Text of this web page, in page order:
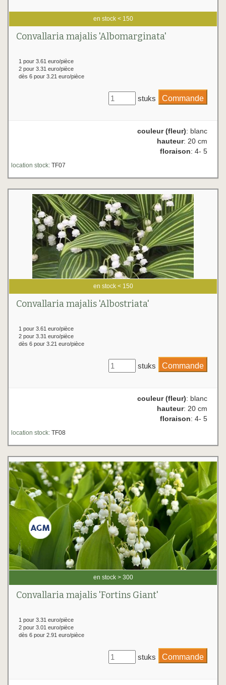
en stock < 150
Convallaria majalis 'Albomarginata'
1 pour 3.61 euro/pièce
2 pour 3.31 euro/pièce
dès 6 pour 3.21 euro/pièce
stuks
couleur (fleur): blanc
hauteur: 20 cm
floraison: 4- 5
location stock: TF07
en stock < 150
Convallaria majalis 'Albostriata'
1 pour 3.61 euro/pièce
2 pour 3.31 euro/pièce
dès 6 pour 3.21 euro/pièce
stuks
couleur (fleur): blanc
hauteur: 20 cm
floraison: 4- 5
location stock: TF08
en stock > 300
Convallaria majalis 'Fortins Giant'
1 pour 3.31 euro/pièce
2 pour 3.01 euro/pièce
dès 6 pour 2.91 euro/pièce
stuks